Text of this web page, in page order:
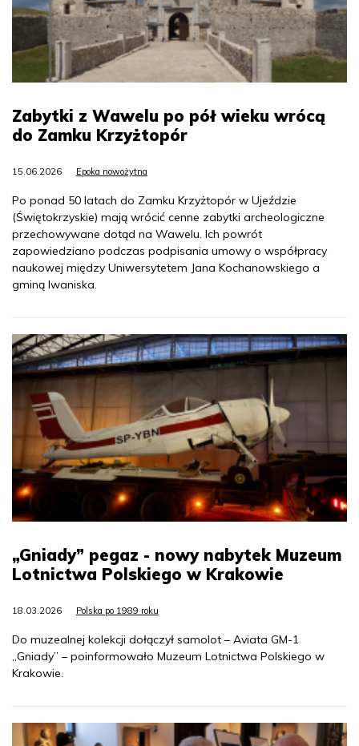
Zabytki z Wawelu po pół wieku wrócą
do Zamku Krzyżtopór
15.06.2026 Epoka nowożytna
Po ponad 50 latach do Zamku Krzyżtopór w Ujeździe
(Świętokrzyskie) mają wrócić cenne zabytki archeologiczne
przechowywane dotąd na Wawelu. Ich powrót
zapowiedziano podczas podpisania umowy o współpracy
naukowej między Uniwersytetem Jana Kochanowskiego a
gminą Iwaniska.
„Gniady” pegaz - nowy nabytek Muzeum
Lotnictwa Polskiego w Krakowie
18.03.2026 Polska po 1989 roku
Do muzealnej kolekcji dołączył samolot – Aviata GM-1
„Gniady” – poinformowało Muzeum Lotnictwa Polskiego w
Krakowie.